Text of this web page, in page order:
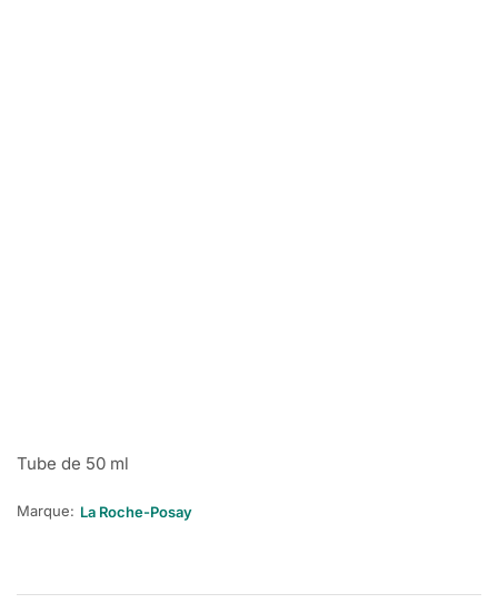
Tube de 50 ml
Marque: La Roche-Posay